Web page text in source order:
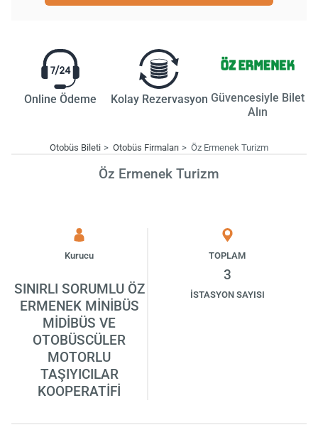
Online Ödeme Kolay Rezervasyon Güvencesiyle Bilet
Alın
Otobüs Bileti Otobüs Firmaları Öz Ermenek Turizm
Öz Ermenek Turizm
Kurucu
SINIRLI SORUMLU ÖZ
ERMENEK MİNİBÜS
MİDİBÜS VE
OTOBÜSCÜLER
MOTORLU
TAŞIYICILAR
KOOPERATİFİ
TOPLAM
3
İSTASYON SAYISI